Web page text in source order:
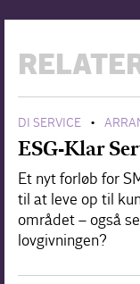
DI SERVICE •
ESG-Klar
Et nyt forløb for
til at leve op til
området – også
lovgivningen?